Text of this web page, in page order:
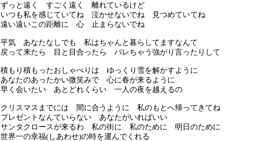
ずっと遠く すごく遠く 離れているけど
いつも私を感じていてね 泣かせないでね 見つめていてね
遠い遠いこの距離に 心 止まらないでね
平気 あなたなしでも 私はちゃんと暮らしてますなんて
戻って来たら 目と目合ったら バレちゃう強がり言ったりして
積もり積もったおしゃべりは ゆっくり雪を解かすように
あなたのあったかい微笑みで 心に春が来るように
早く会いたい あとどれくらい 一人の夜を越えるの
クリスマスまでには 間に合うように 私のもとへ帰ってきてね
プレゼントなんていらない あなたがいればいい
サンタクロースが来るわ 私の街に 私のために 明日のために
世界一の幸福(しあわせ)の時を運んでくれる